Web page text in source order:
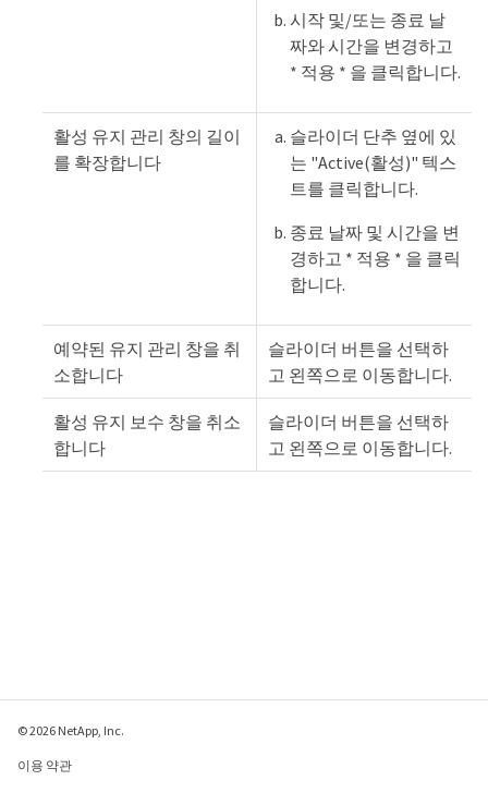
시작 및/또는 종료 날
짜와 시간을 변경하고
* 적용 * 을 클릭합니다.
활성 유지 관리 창의 길이
를 확장합니다
슬라이더 단추 옆에 있
는 "Active(활성)" 텍스
트를 클릭합니다.
종료 날짜 및 시간을 변
경하고 * 적용 * 을 클릭
합니다.
예약된 유지 관리 창을 취
소합니다
슬라이더 버튼을 선택하
고 왼쪽으로 이동합니다.
활성 유지 보수 창을 취소
합니다
슬라이더 버튼을 선택하
고 왼쪽으로 이동합니다.
© 2026 NetApp, Inc.
이용 약관